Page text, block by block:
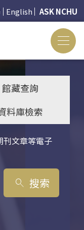
English ASK NCHU
館藏查詢
料庫檢索
刊文章等電子
search 搜索